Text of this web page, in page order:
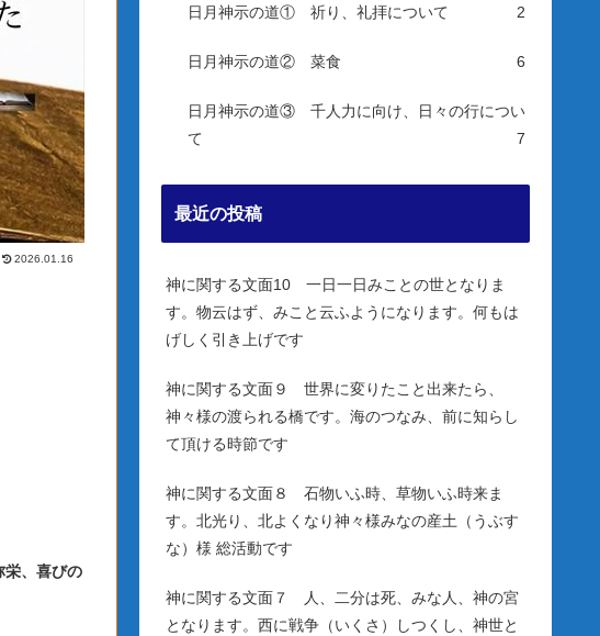
2026.01.16
栄、喜びの
日月神示の道① 祈り、礼拝について 2
日月神示の道② 菜食 6
日月神示の道③ 千人力に向け、日々の行につい
て
7
最近の投稿
神に関する文面10 一日一日みことの世となりま
す。物云はず、みこと云ふようになります。何もは
げしく引き上げです
神に関する文面９ 世界に変りたこと出来たら、
神々様の渡られる橋です。海のつなみ、前に知らし
て頂ける時節です
神に関する文面８ 石物いふ時、草物いふ時来ま
す。北光り、北よくなり神々様みなの産土（うぶす
な）様 総活動です
神に関する文面７ 人、二分は死、みな人、神の宮
となります。西に戦争（いくさ）しつくし、神世と